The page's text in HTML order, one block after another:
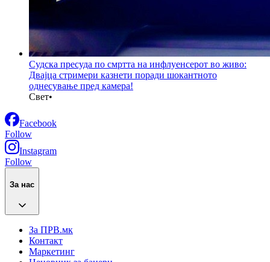
Судска пресуда по смртта на инфлуенсерот во живо:
Двајца стримери казнети поради шокантното
однесување пред камера!
Свет•
Facebook
Follow
Instagram
Follow
За нас
За ПРВ.мк
Контакт
Маркетинг